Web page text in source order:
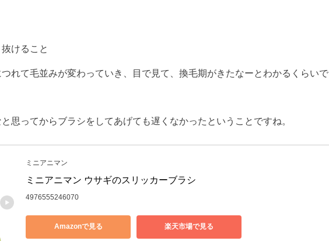
けること
れて毛並みが変わっていき、目で見て、換毛期がきたなーとわかるくらいで
思ってからブラシをしてあげても遅くなかったということですね。
ミニアニマン
ミニアニマン ウサギのスリッカーブラシ
4976555246070
Amazonで見る 楽天市場で見る